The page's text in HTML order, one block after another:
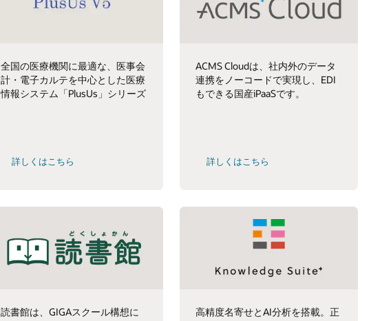
全国の医療機関に最適な、医事会
計・電子カルテを中心とした医療
情報システム「PlusUs」シリーズ
詳しくはこちら
ACMS Cloudは、社内外のデータ
連携をノーコードで実現し、EDI
もできる国産iPaaSです。
詳しくはこちら
読書館は、GIGAスクール構想に
高精度名寄せとAI分析を搭載。正